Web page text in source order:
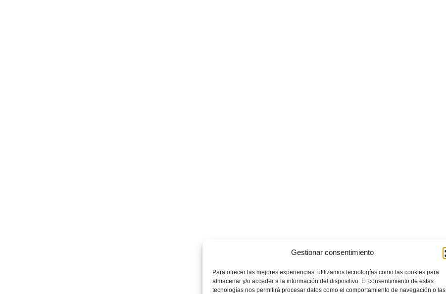
Gestionar consentimiento
Para ofrecer las mejores experiencias, utilizamos tecnologías como las cookies para
almacenar y/o acceder a la información del dispositivo. El consentimiento de estas
tecnologías nos permitirá procesar datos como el comportamiento de navegación o las